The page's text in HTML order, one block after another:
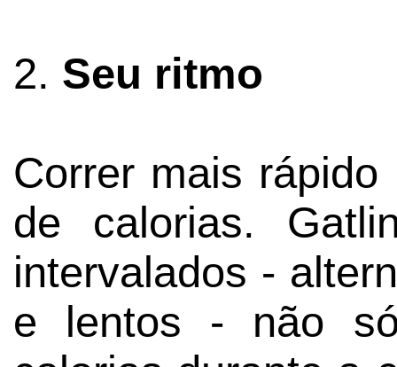
2. Seu ritmo
Correr mais
de calorias.
intervalados -
e lentos - não